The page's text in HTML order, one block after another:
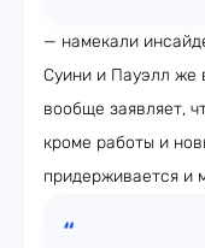
— намекали
Суини и Пауэлл же
вообще заявляет,
кроме работы и
придерживается и